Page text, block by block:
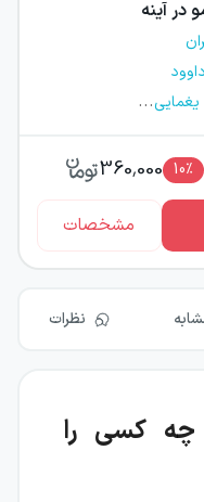
در آینه
...
10٪ 360,000
مشخصات
نظرات
چه کسی را